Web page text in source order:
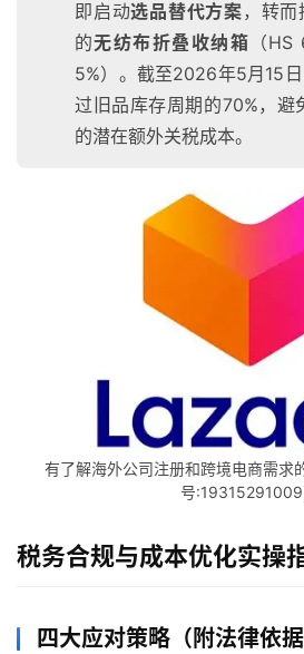
即启动选品替代方案，转
的无纺布折叠收纳箱 （
5%）。截至2026年5月15
过旧品库存周期的70%，避
的潜在额外关税成本。
有了解海外公司注册和跨境电商需求
号:19315291009
税务合规与成本优化实操
四大应对策略（附法律依据